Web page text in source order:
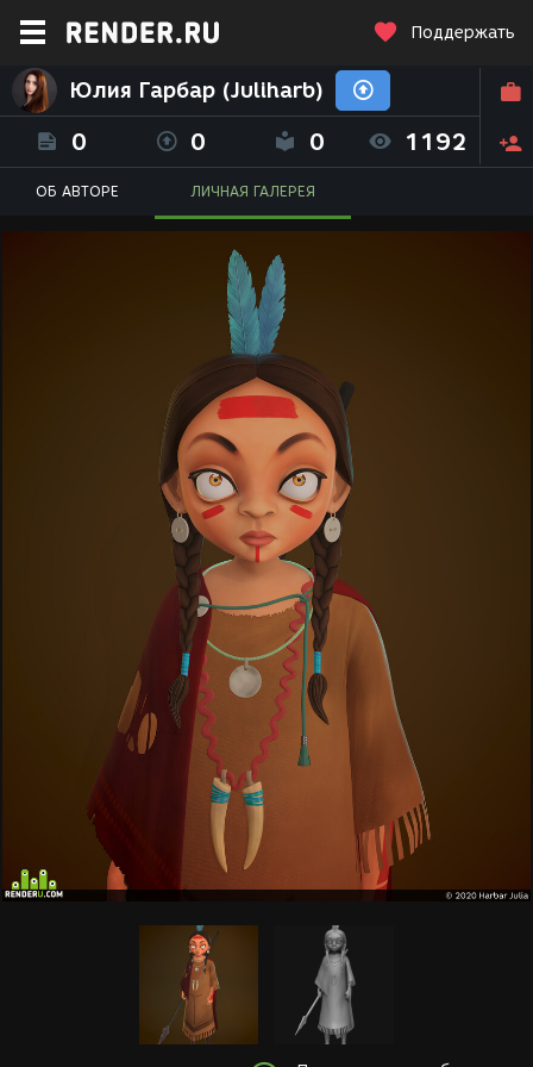
Поддержать
Юлия Гарбар (Juliharb)
0 0 0 1192
ОБ АВТОРЕ ЛИЧНАЯ ГАЛЕРЕЯ